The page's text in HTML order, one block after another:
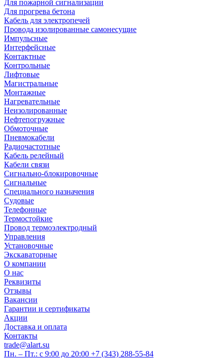
Для пожарной сигнализации
Для прогрева бетона
Кабель для электропечей
Провода изолированные самонесущие
Импульсные
Интерфейсные
Контактные
Контрольные
Лифтовые
Магистральные
Монтажные
Нагревательные
Неизолированные
Нефтепогружные
Обмоточные
Пневмокабели
Радиочастотные
Кабель релейный
Кабели связи
Сигнально-блокировочные
Сигнальные
Специального назначения
Судовые
Телефонные
Термостойкие
Провод термоэлектродный
Управления
Установочные
Экскаваторные
О компании
О нас
Реквизиты
Отзывы
Вакансии
Гарантии и сертификаты
Акции
Доставка и оплата
Контакты
trade@alart.su
Пн. – Пт.: с 9:00 до 20:00 +7 (343) 288-55-84